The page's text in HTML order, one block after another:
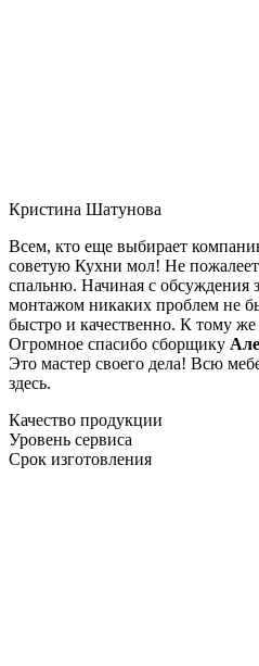
Кристина Шатунова
Всем, кто еще выбирает
советую Кухни мол! Не
спальню. Начиная с обсуждения
монтажом никаких проблем не
быстро и качественно. К тому
Огромное спасибо сборщику
Это мастер своего дела! Всю
здесь.
Качество продукции
Уровень сервиса
Срок изготовления